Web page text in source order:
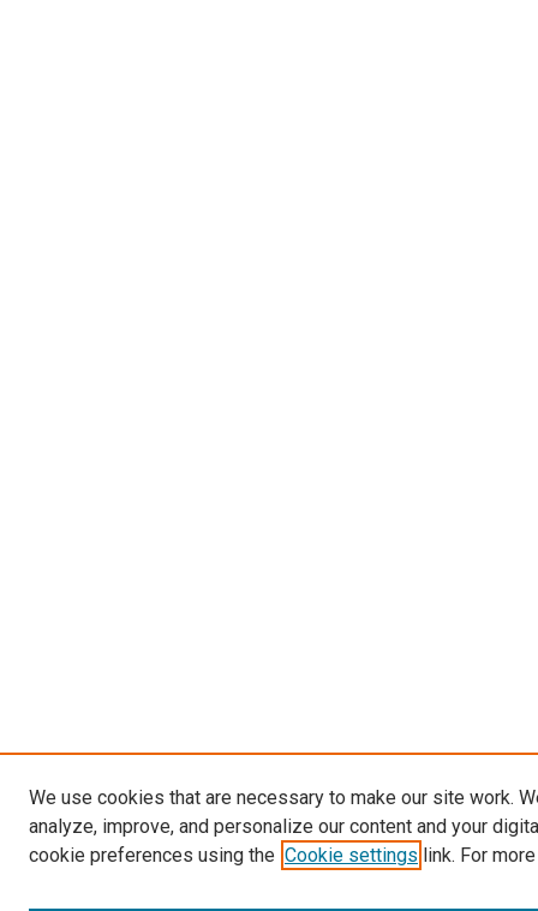
We use cookies that are necessary to make our site work.
analyze, improve, and personalize our content and your
cookie preferences using the Cookie settings link. For